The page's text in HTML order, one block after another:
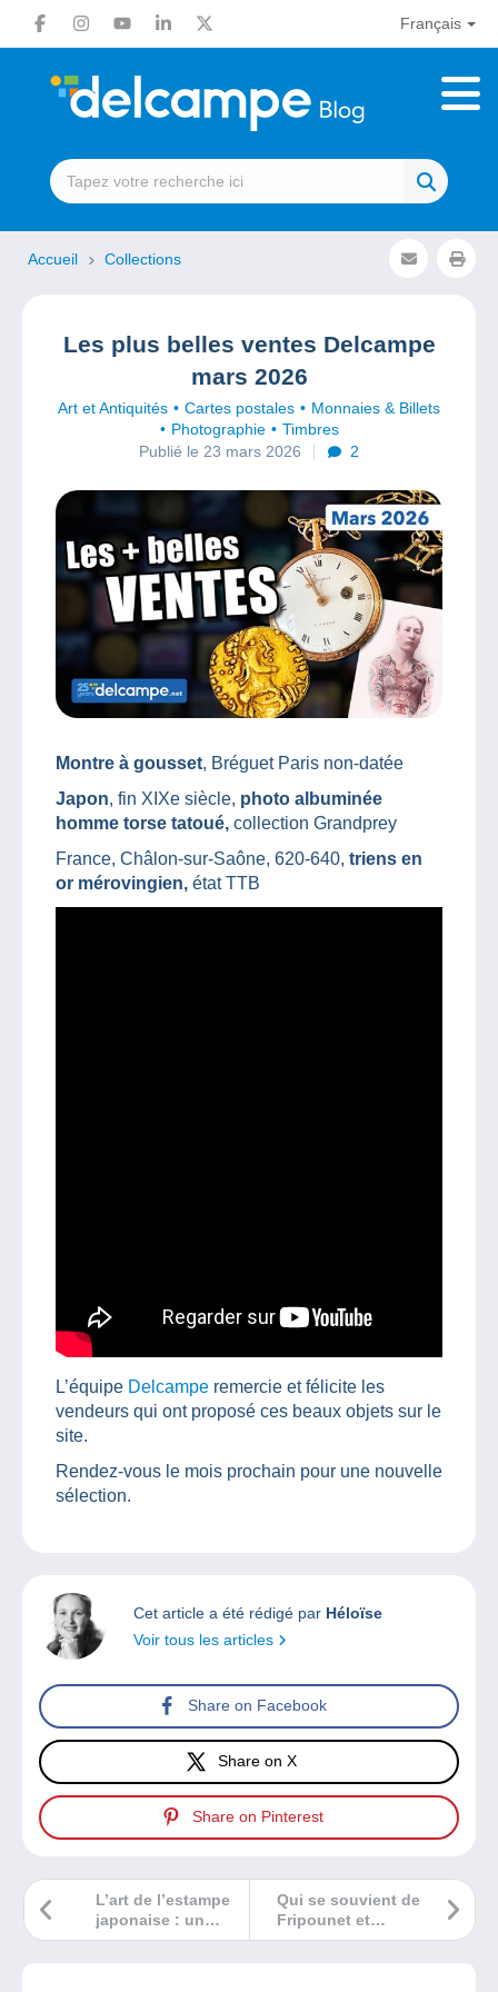
Français
Accueil Collections
Les plus belles ventes Delcampe
mars 2026
Art et Antiquités Cartes postales
Monnaies & Billets
Photographie
Timbres
Publié le 23 mars 2026
2
Montre à gousset, Bréguet Paris non-datée
Japon, fin XIXe siècle, photo albuminée
homme torse tatoué, collection Grandprey
France, Châlon-sur-Saône, 620-640, triens en
or mérovingien, état TTB
L’équipe Delcampe remercie et félicite les
vendeurs qui ont proposé ces beaux objets sur le
site.
Rendez-vous le mois prochain pour une nouvelle
sélection.
Cet article a été rédigé par Héloïse
Voir tous les articles
Share on Facebook
Share on X
Share on Pinterest
Qui se souvient de
Fripounet et
Marisette ?
L’art de l’estampe
japonaise : un
héritage visuel